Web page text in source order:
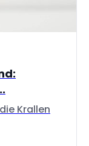
Krallen